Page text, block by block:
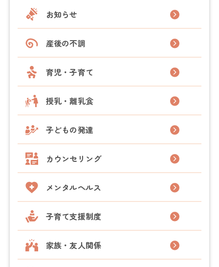
お知らせ
産後の不調
育児・子育て
授乳・離乳食
子どもの発達
カウンセリング
メンタルヘルス
子育て支援制度
家族・友人関係